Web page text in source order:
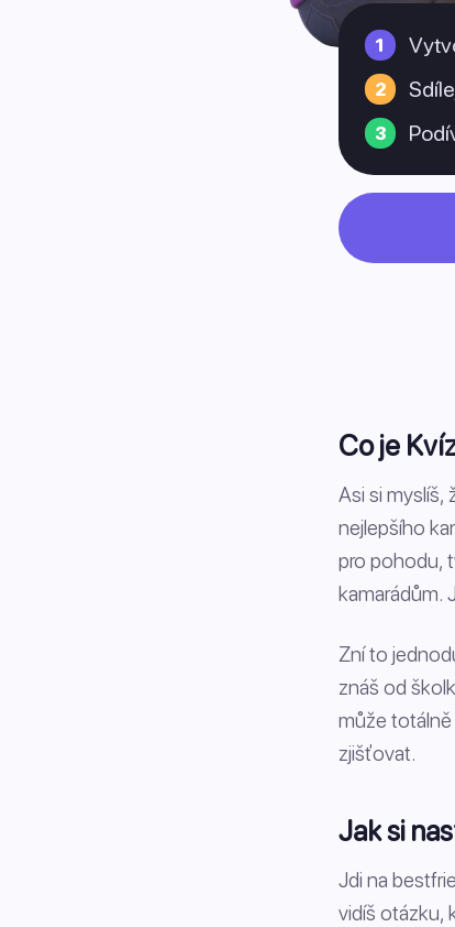
Co je
Asi si myslíš,
nejlepšího
pro pohodu,
kamarádům.
Zní to
znáš od
může
zjišťovat.
Jak si
Jdi na
vidíš otázku,